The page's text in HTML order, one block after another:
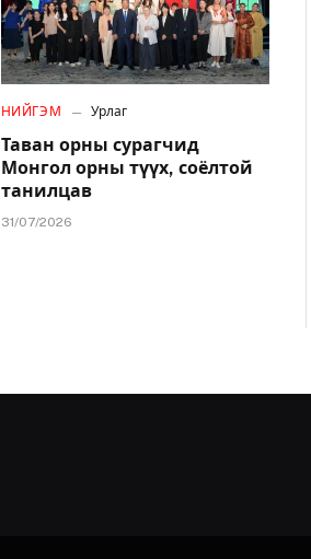
НИЙГЭМ Урлаг
Таван орны сурагчид
Монгол орны түүх, соёлтой
танилцав
31/07/2026